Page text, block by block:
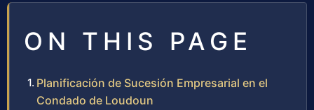
ON THIS PAGE
Planificación de Sucesión Empresarial en el
Condado de Loudoun